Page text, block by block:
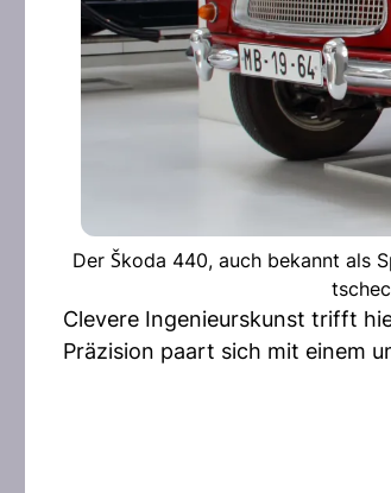
Der Škoda 440, auch bekannt als
Clevere Ingenieurskunst trifft
Präzision paart sich mit einem